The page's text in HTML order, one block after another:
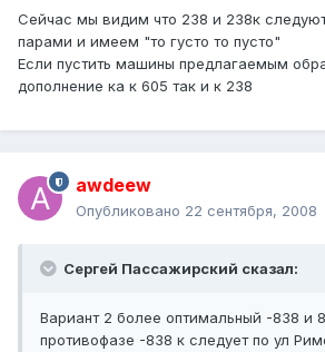
Сейчас мы видим что 238 и 238к
парами и имеем "то густо то пусто"
Если пустить машины предлагаемым
дополнение ка к 605 так и к 238
awdeew
Опубликовано 22 сентября, 2008
Сергей Пассажирский сказал:
Вариант 2 более оптимальный -838 и
противофазе -838 к следует по ул